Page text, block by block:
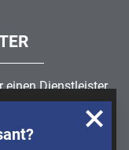
unserer
einen Dienstleister
,GRC, IKS oder